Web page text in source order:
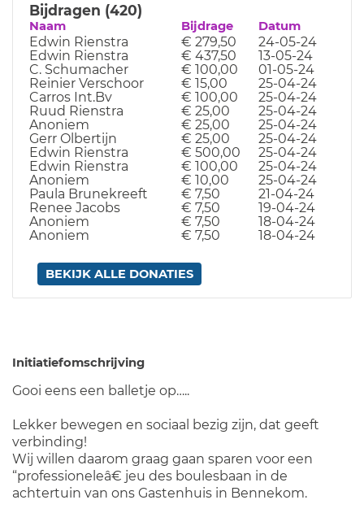
Bijdragen (420)
Naam Bijdrage Datum
Edwin Rienstra € 279,50
24-05-24
Edwin Rienstra
€ 437,50
13-05-24
C. Schumacher
€ 100,00
01-05-24
Reinier Verschoor
€ 15,00
25-04-24
Carros Int.Bv
€ 100,00
25-04-24
Ruud Rienstra
€ 25,00
25-04-24
Anoniem
€ 25,00
25-04-24
Gerr Olbertijn
€ 25,00
25-04-24
Edwin Rienstra
€ 500,00
25-04-24
Edwin Rienstra
€ 100,00
25-04-24
Anoniem
€ 10,00
25-04-24
Paula Brunekreeft
€ 7,50
21-04-24
Renee Jacobs
€ 7,50
19-04-24
Anoniem
€ 7,50
18-04-24
Anoniem
€ 7,50 18-04-24
BEKIJK ALLE DONATIES
Initiatiefomschrijving
Gooi eens een balletje op…..
Lekker bewegen en sociaal bezig zijn, dat geeft
verbinding!
Wij willen daarom graag gaan sparen voor een
“professioneleâ€ jeu des boulesbaan in de
achtertuin van ons Gastenhuis in Bennekom.